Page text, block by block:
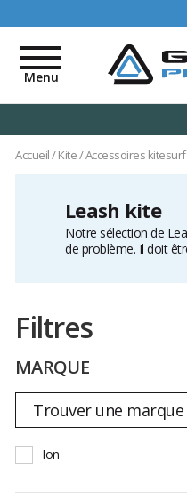
Toggle
navigation
Menu
Accueil/Kite/Accessoires kitesurf
Leash kite
Notre sélection de
de problème. Il doit
Filtres
MARQUE
Ion